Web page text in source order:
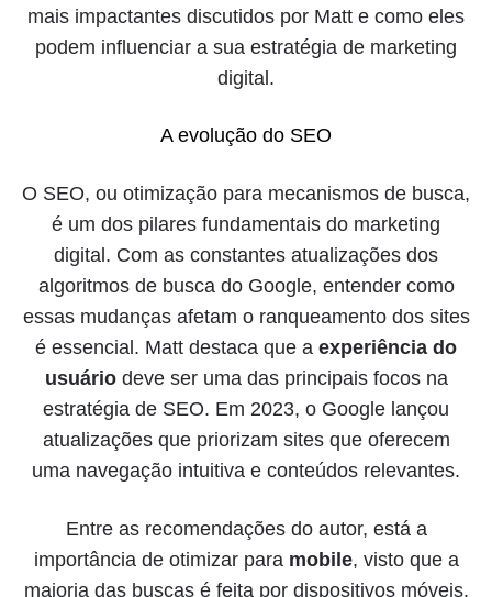
mais impactantes discutidos por Matt e como eles
podem influenciar a sua estratégia de marketing
digital.
A evolução do SEO
O SEO, ou otimização para mecanismos de busca,
é um dos pilares fundamentais do marketing
digital. Com as constantes atualizações dos
algoritmos de busca do Google, entender como
essas mudanças afetam o ranqueamento dos sites
é essencial. Matt destaca que a experiência do
usuáriodeve ser uma das principais focos na
estratégia de SEO. Em 2023, o Google lançou
atualizações que priorizam sites que oferecem
uma navegação intuitiva e conteúdos relevantes.
Entre as recomendações do autor, está a
importância de otimizar para mobile, visto que a
maioria das buscas é feita por dispositivos móveis.